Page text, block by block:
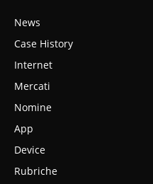
News
Case History
Internet
Mercati
Nomine
App
Device
Rubriche